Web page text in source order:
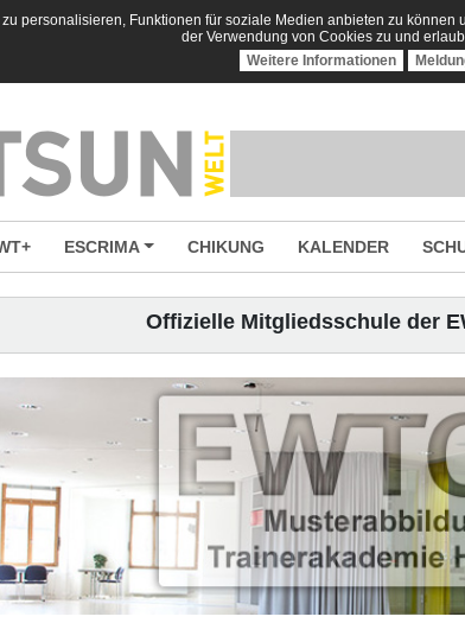
personalisieren, Funktionen für soziale Medien anbieten zu
der Verwendung von Cookies zu und
Weitere Informationen
ESCRIMA CHIKUNG KALENDER
Offizielle Mitgliedsschule der